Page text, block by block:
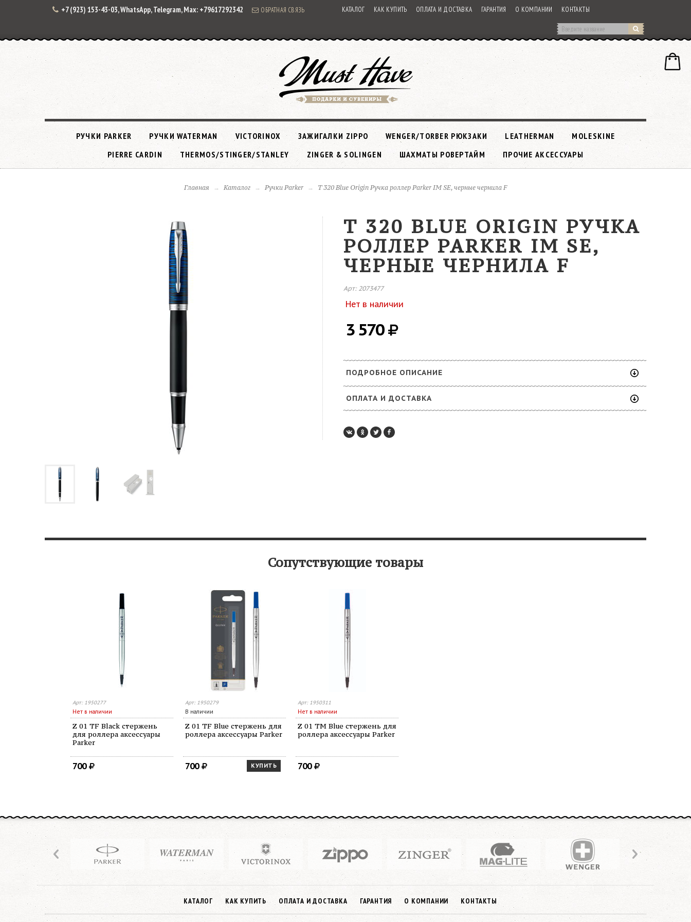
+7 (923) 153-43-03, WhatsApp, Telegram, Max: +79617292342 ОБРАТНАЯ СВЯЗЬ КАТАЛОГ КАК КУПИТЬ ОПЛАТА И ДОСТАВКА ГАРАНТИЯ О КОМПАНИИ КОНТАКТЫ
РУЧКИ PARKER РУЧКИ WATERMAN VICTORINOX ЗАЖИГАЛКИ ZIPPO WENGER/TORBER РЮКЗАКИ LEATHERMAN
MOLESKINE
PIERRE CARDIN
THERMOS/STINGER/STANLEY ZINGER & SOLINGEN ШАХМАТЫ РОВЕРТАЙМ ПРОЧИЕ АКСЕССУАРЫ
Главная Каталог Ручки Parker T 320 Blue Origin Ручка роллер Parker IM SE, черные чернила F
T 320 BLUE ORIGIN РУЧКА
РОЛЛЕР PARKER IM SE,
ЧЕРНЫЕ ЧЕРНИЛА F
Арт: 2073477
Нет в наличии
3 570
ПОДРОБНОЕ ОПИСАНИЕ
ОПЛАТА И ДОСТАВКА
Сопутствующие товары
Арт: 1950277
Нет в наличии
Z 01 TF Black стержень
для роллера аксессуары
Parker
700
Арт: 1950279
В наличии
Z 01 TF Blue стержень для
роллера аксессуары Parker
700 КУПИТЬ
Арт: 1950311
Нет в наличии
Z 01 TM Blue стержень для
роллера аксессуары Parker
700
КАТАЛОГ КАК КУПИТЬ ОПЛАТА И ДОСТАВКА ГАРАНТИЯ О КОМПАНИИ КОНТАКТЫ